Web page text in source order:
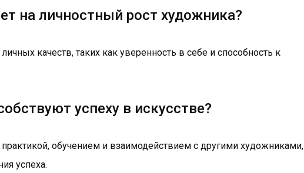
на личностный рост художника?
качеств, таких как уверенность в себе и способность к
успеху в искусстве?
обучением и взаимодействием с другими художниками,
успеха.